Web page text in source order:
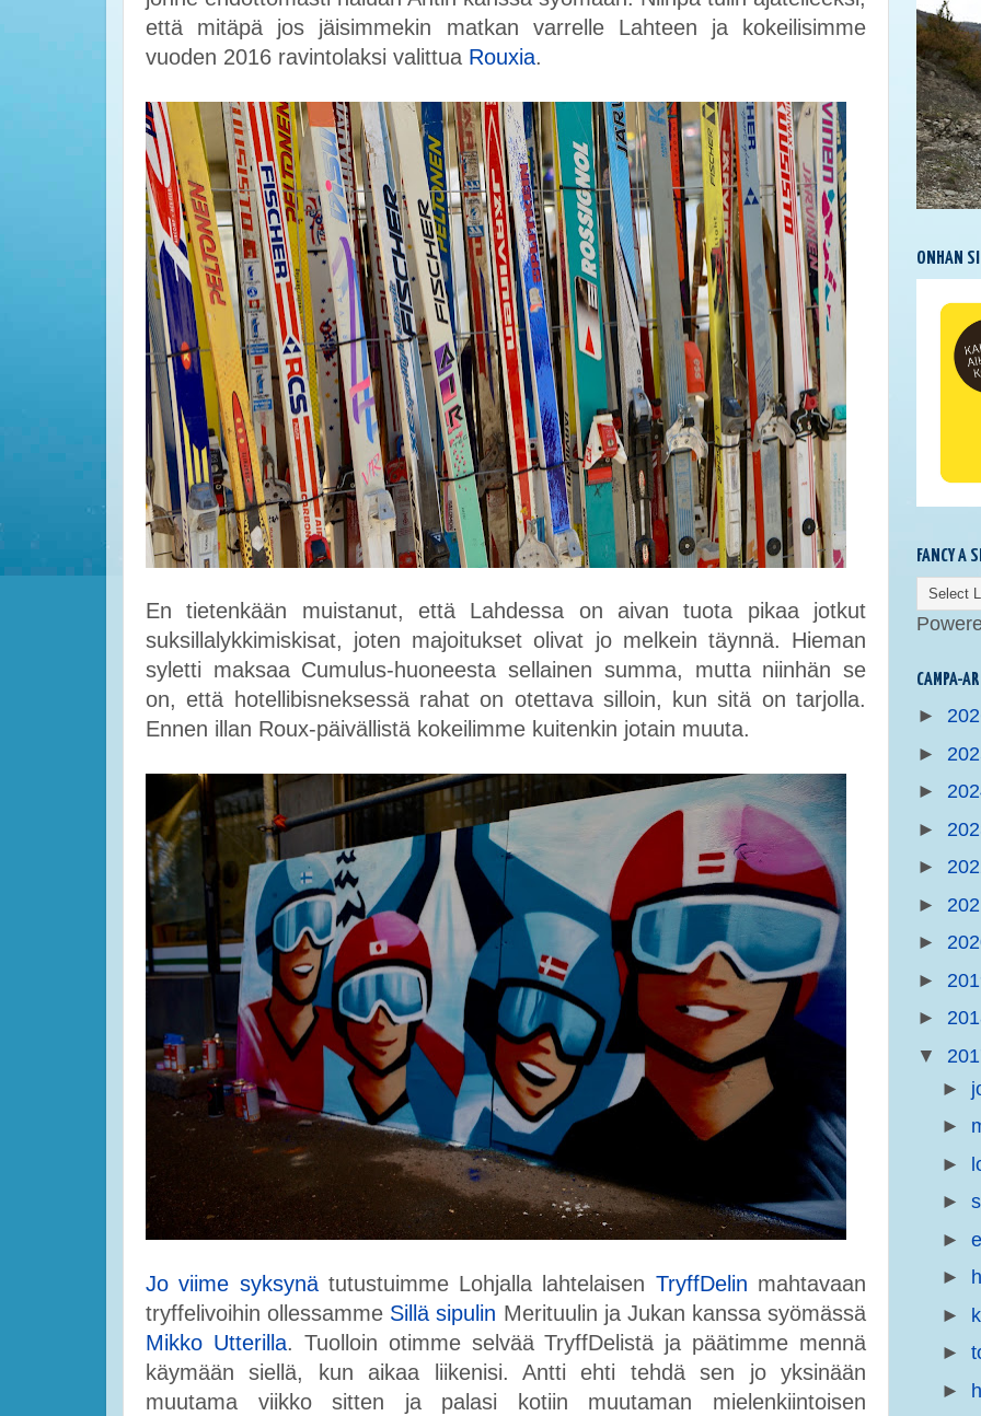
että mitäpä jos jäisimmekin matkan varrelle Lahteen ja kokeilisimme
vuoden 2016 ravintolaksi valittua Rouxia.
En tietenkään muistanut, että Lahdessa on aivan tuota pikaa jotkut
suksillalykkimiskisat, joten majoitukset olivat jo melkein täynnä. Hieman
syletti maksaa Cumulus-huoneesta sellainen summa, mutta niinhän se
on, että hotellibisneksessä rahat on otettava silloin, kun sitä on tarjolla.
Ennen illan Roux-päivällistä kokeilimme kuitenkin jotain muuta.
Jo viime syksynätutustuimme Lohjalla lahtelaisen TryffDelin mahtavaan
tryffelivoihin ollessamme Sillä sipulin Merituulin ja Jukan kanssa syömässä
Mikko Utterilla. Tuolloin otimme selvää TryffDelistä ja päätimme mennä
käymään siellä, kun aikaa liikenisi. Antti ehti tehdä sen jo yksinään
muutama viikko sitten ja palasi kotiin muutaman mielenkiintoisen
ONHAN
FANCY A
CAMPA-
►
►
►
►
►
►
►
►
►
▼
►
►
►
►
►
►
►
►
►